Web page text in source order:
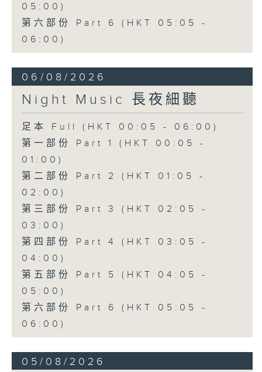
05:00)
第六部份 Part 6 (HKT 05:05 -
06:00)
06/08/2026
Night Music 長夜細聽
足本 Full (HKT 00:05 - 06:00)
第一部份 Part 1 (HKT 00:05 -
01:00)
第二部份 Part 2 (HKT 01:05 -
02:00)
第三部份 Part 3 (HKT 02:05 -
03:00)
第四部份 Part 4 (HKT 03:05 -
04:00)
第五部份 Part 5 (HKT 04:05 -
05:00)
第六部份 Part 6 (HKT 05:05 -
06:00)
05/08/2026